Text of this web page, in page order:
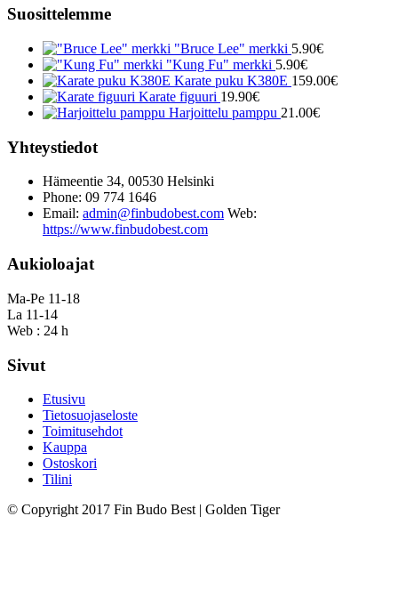
Suosittelemme
"Bruce Lee" merkki 5.90€
"Kung Fu" merkki 5.90€
Karate puku K380E 159.00€
Karate figuuri 19.90€
Harjoittelu pamppu 21.00€
Yhteystiedot
Hämeentie 34, 00530 Helsinki
Phone: 09 774 1646
Email: admin@finbudobest.com Web:
https://www.finbudobest.com
Aukioloajat
Ma-Pe 11-18
La 11-14
Web : 24 h
Sivut
Etusivu
Tietosuojaseloste
Toimitusehdot
Kauppa
Ostoskori
Tilini
© Copyright 2017 Fin Budo Best | Golden Tiger